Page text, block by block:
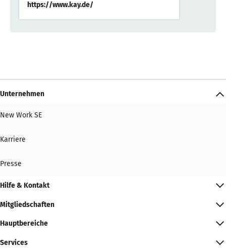
https://www.kay.de/
Unternehmen
New Work SE
Karriere
Presse
Hilfe & Kontakt
Mitgliedschaften
Hauptbereiche
Services